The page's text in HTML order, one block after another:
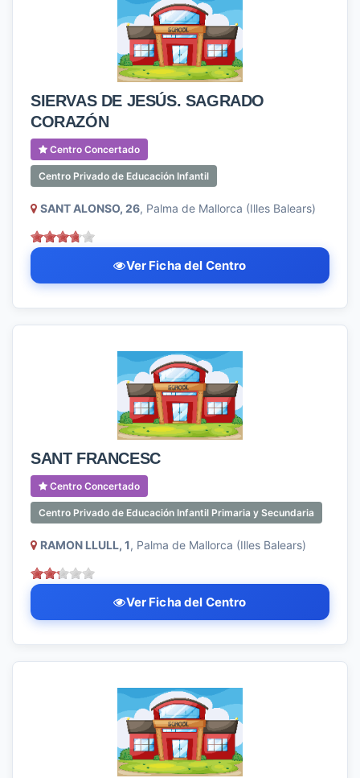
SIERVAS DE JESÚS. SAGRADO
CORAZÓN
Centro Concertado
Centro Privado de Educación Infantil
SANT ALONSO, 26, Palma de Mallorca (Illes Balears)
Ver Ficha del Centro
SANT FRANCESC
Centro Concertado
Centro Privado de Educación Infantil Primaria y Secundaria
RAMON LLULL, 1, Palma de Mallorca (Illes Balears)
Ver Ficha del Centro